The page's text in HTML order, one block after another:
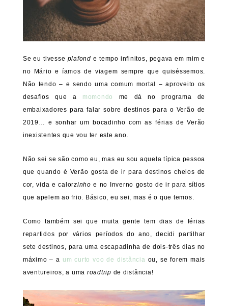
Se eu tivesse plafond e tempo infinitos, pegava em mim e
no Mário e íamos de viagem sempre que quiséssemos.
Não tendo – e sendo uma comum mortal – aproveito os
desafios que a momondo
me dá no programa de
embaixadores para falar sobre destinos para o Verão de
2019… e sonhar um bocadinho com as férias de Verão
inexistentes que vou ter este ano.
Não sei se são como eu, mas eu sou aquela típica pessoa
que quando é Verão gosta de ir para destinos cheios de
cor, vida e calorzinho e no Inverno gosto de ir para sítios
que apelem ao frio. Básico, eu sei, mas é o que temos.
Como também sei que muita gente tem dias de férias
repartidos por vários períodos do ano, decidi partilhar
sete destinos, para uma escapadinha de dois-três dias no
máximo – a um curto voo de distância ou, se forem mais
aventureiros, a uma roadtrip de distância!